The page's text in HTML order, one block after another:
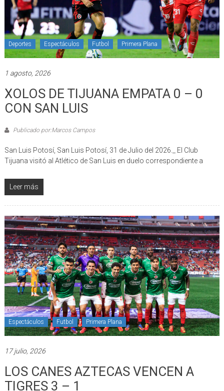
Deportes Espectáculos Futbol Primera Plana
1 agosto, 2026
XOLOS DE TIJUANA EMPATA 0 – 0
CON SAN LUIS
Publicado por:Marcos Campos
San Luis Potosí, San Luis Potosí, 31 de Julio del 2026._ El Club
Tijuana visitó al Atlético de San Luis en duelo correspondiente a
Leer más
Espectáculos Futbol Primera Plana
17 julio, 2026
LOS CANES AZTECAS VENCEN A
TIGRES 3 – 1